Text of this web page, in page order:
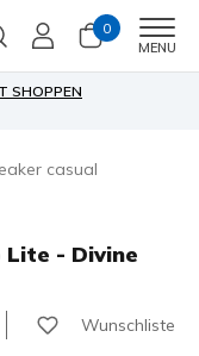
0
MENU
SHOPPEN
casual
Lite - Divine
Wunschliste